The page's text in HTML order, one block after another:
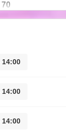
70 TKN
14:00 - 21:00
14:00 - 21:00
14:00 - 21:00